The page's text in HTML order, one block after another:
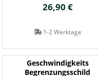
26,90 €
1-2 Werktage
Geschwindigkeits
Begrenzungsschild